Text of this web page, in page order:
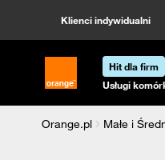
Klienci indywidualni
Strona główna
Hit dla firm
Usługi
Orange.pl Małe i